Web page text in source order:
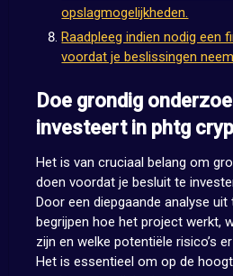
opslagmogelijkheden.
Raadpleeg indien nodig een
voordat je beslissingen
Doe grondig
investeert in phtg
Het is van cruciaal belang om
doen voordat je besluit te
Door een diepgaande analyse
begrijpen hoe het project werkt,
zijn en welke potentiële risico’s
Het is essentieel om op de